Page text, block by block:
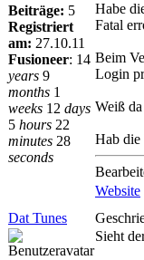
Beiträge: 5
Registriert
am: 27.10.11
Fusioneer: 14
years 9
months 1
weeks 12 days
5 hours 22
minutes 28
seconds
Habe
Fatal
Beim
Login
Weiß
Hab die
Website
Dat Tunes
Sieht